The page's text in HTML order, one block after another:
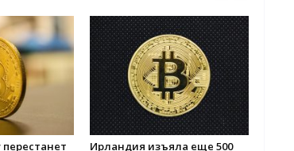
Ирландия изъяла еще 500